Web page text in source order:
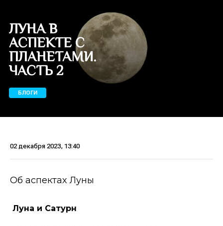
ЛУНА В
АСПЕКТЕ С
ПЛАНЕТАМИ.
ЧАСТЬ 2
БЛОГИ
02 декабря 2023, 13:40
Об аспектах Луны
Луна и Сатурн